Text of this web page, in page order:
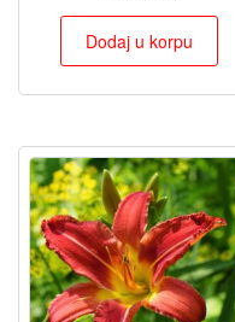
Dodaj u korpu